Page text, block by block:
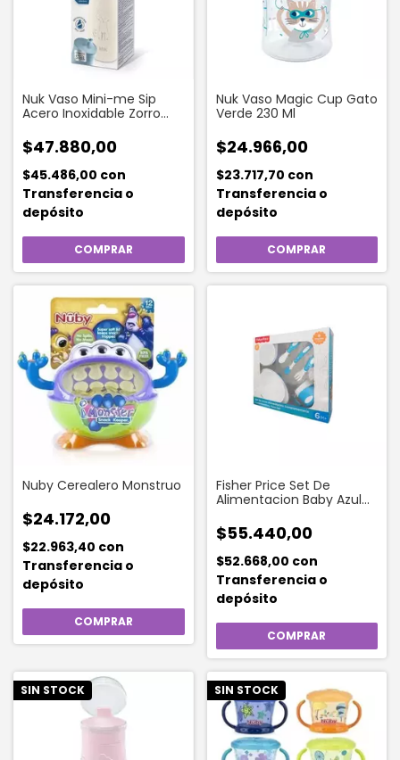
Nuk Vaso Mini-me Sip
Acero Inoxidable Zorro
$47.880,00
$45.486,00 con
Transferencia o
depósito
Nuk Vaso Magic Cup Gato
Verde 230 Ml
$24.966,00
$23.717,70 con
Transferencia o
depósito
Nuby Cerealero Monstruo
$24.172,00
$22.963,40 con
Transferencia o
depósito
Fisher Price Set De
Alimentacion Baby Azul
$55.440,00
$52.668,00 con
Transferencia o
depósito
SIN STOCK SIN STOCK